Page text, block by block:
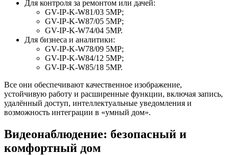
Для контроля за ремонтом или дачей:
GV-IP-K-W81/03 5MP;
GV-IP-K-W87/05 5MP;
GV-IP-K-W74/04 5MP.
Для бизнеса и аналитики:
GV-IP-K-W78/09 5MP;
GV-IP-K-W84/12 5MP;
GV-IP-K-W85/18 5MP.
Все они обеспечивают качественное изображение,
устойчивую работу и расширенные функции, включая запись,
удалённый доступ, интеллектуальные уведомления и
возможность интеграции в «умный дом».
Видеонаблюдение: безопасный и
комфортный дом